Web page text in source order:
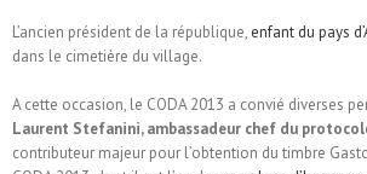
L’ancien président de la république, enfant du pays
dans le cimetière du village.
A cette occasion, le CODA 2013 a convié diverses
Laurent Stefanini, ambassadeur chef du
contributeur majeur pour l’obtention du timbre